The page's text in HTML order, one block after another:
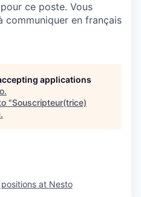
ce poste. Vous
communiquer en français
applications
.
"Souscripteur(trice)
.
at Nesto